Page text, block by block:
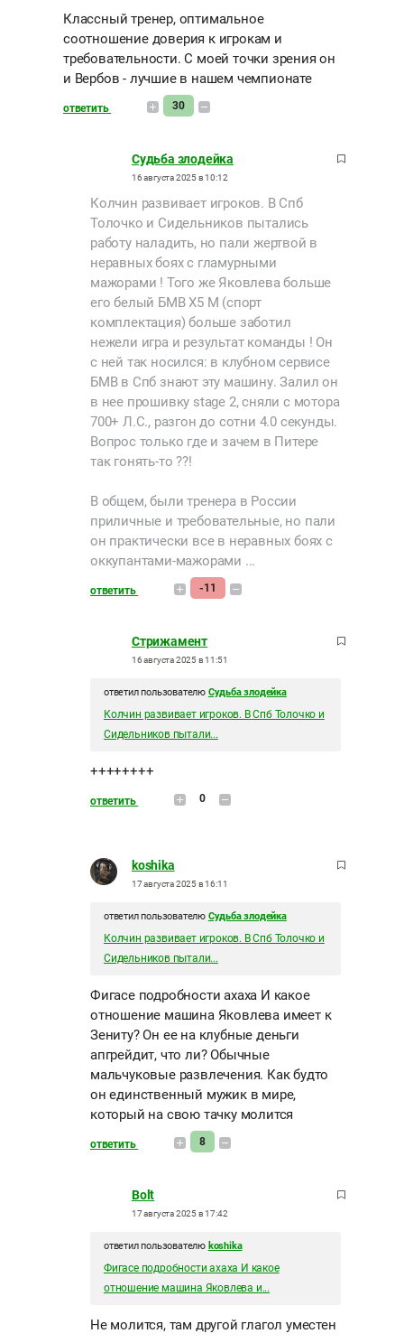
Классный тренер, оптимальное
соотношение доверия к игрокам и
требовательности. С моей точки зрения он
и Вербов - лучшие в нашем чемпионате
ответить 30
Судьба злодейка
16 августа 2025 в 10:12
Колчин развивает игроков. В Спб
Толочко и Сидельников пытались
работу наладить, но пали жертвой в
неравных боях с гламурными
мажорами ! Того же Яковлева больше
его белый БМВ Х5 М (спорт
комплектация) больше заботил
нежели игра и результат команды ! Он
с ней так носился: в клубном сервисе
БМВ в Спб знают эту машину. Залил он
в нее прошивку stage 2, сняли с мотора
700+ Л.С., разгон до сотни 4.0 секунды.
Вопрос только где и зачем в Питере
так гонять-то ??!
В общем, были тренера в России
приличные и требовательные, но пали
он практически все в неравных боях с
оккупантами-мажорами ...
ответить -11
Стрижамент
16 августа 2025 в 11:51
ответил пользователю Судьба злодейка
Колчин развивает игроков. В Спб Толочко и
Сидельников пытали...
++++++++
ответить 0
koshika
17 августа 2025 в 16:11
ответил пользователю Судьба злодейка
Колчин развивает игроков. В Спб Толочко и
Сидельников пытали...
Фигасе подробности ахаха И какое
отношение машина Яковлева имеет к
Зениту? Он ее на клубные деньги
апгрейдит, что ли? Обычные
мальчуковые развлечения. Как будто
он единственный мужик в мире,
который на свою тачку молится
ответить 8
Bolt
17 августа 2025 в 17:42
ответил пользователю koshika
Фигасе подробности ахаха И какое
отношение машина Яковлева и...
Не молится, там другой глагол уместен